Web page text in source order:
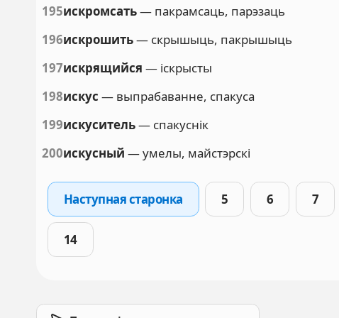
195искромсать— пакрамсаць, парэзаць
196искрошить— скрышыць, пакрышыць
197искрящийся — іскрысты
198искус — выпрабаванне, спакуса
199искуситель— спакуснік
200искусный — умелы, майстэрскі
Наступная старонка 5 6 7
14